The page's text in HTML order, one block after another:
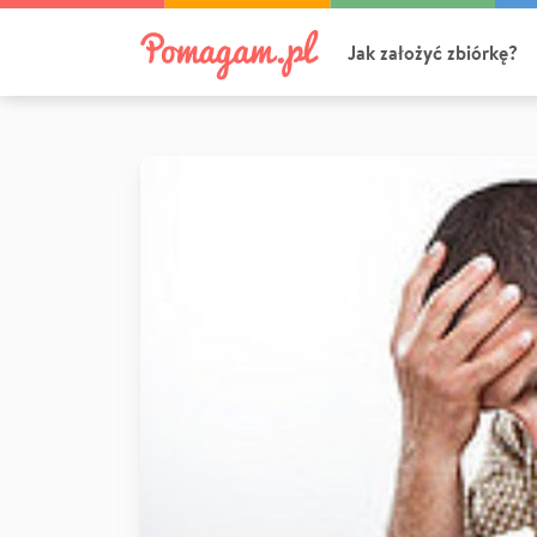
Jak założyć zbiórkę?